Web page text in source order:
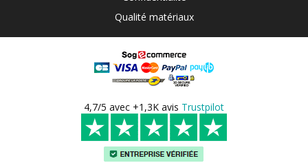
Qualité matériaux
4,7/5 avec +1,3K avis Trustpilot